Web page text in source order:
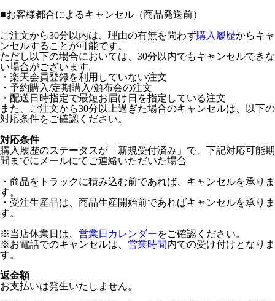
■お客様都合によるキャンセル（商品発送前）
ご注文から30分以内は、理由の有無を問わず購入履歴からキャ
ンセルすることが可能です。
ただし以下の場合においては、30分以内でもキャンセルできな
い場合がございます。
・楽天会員登録を利用していない注文
・予約購入/定期購入/頒布会の注文
・配送日時指定で最短お届け日を指定している注文
また、ご注文から30分以上過ぎた場合のキャンセルは、以下の
対応条件をご確認ください。
対応条件
購入履歴のステータスが「新規受付済み」で、下記対応可能期
間までにメールにてご連絡いただいた場合
・商品をトラックに積み込む前であれば、キャンセルを承りま
す。
・受注生産品は、商品生産開始前であればキャンセルを承りま
す。
※当店休業日は、 営業日カレンダーをご確認ください。
※お電話でのキャンセルは、 営業時間内での受け付けとなりま
す。
返金額
お支払いは発生いたしません。